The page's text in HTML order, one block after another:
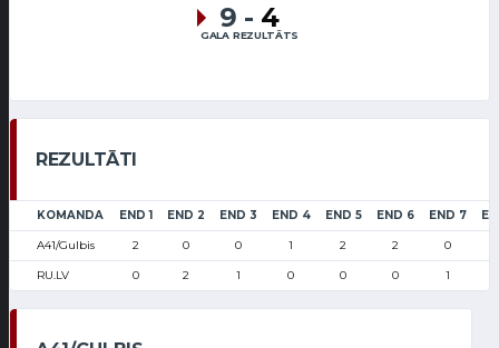
9 - 4
GALA REZULTĀTS
REZULTĀTI
KOMANDA END 1 END 2 END 3 END 4 END 5 END 6 END 7
A41/Gulbis 2 0 0 1 2 2 0
RU.LV 0 2 1 0 0 0 1